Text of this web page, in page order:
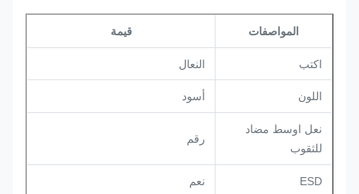
المواصفات قيمة
اكتب النعال
اللون أسود
نعل اوسط مضاد
للثقوب
رقم
ESD نعم